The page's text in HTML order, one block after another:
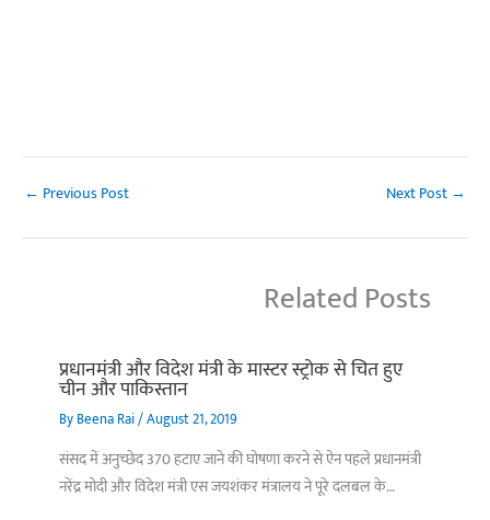
← Previous Post Next Post →
Related Posts
प्रधानमंत्री और विदेश मंत्री के मास्टर स्ट्रोक से चित हुए
चीन और पाकिस्तान
ByBeena Rai/August 21, 2019
संसद में अनुच्छेद 370 हटाए जाने की घोषणा करने से ऐन पहले प्रधानमंत्री
नरेंद्र मोदी और विदेश मंत्री एस जयशंकर मंत्रालय ने पूरे दलबल के…